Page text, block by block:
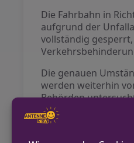
Die Fahrbahn in
aufgrund der
vollständig
Die genauen
werden weiterhin
Behörden
Es wird empfohlen,